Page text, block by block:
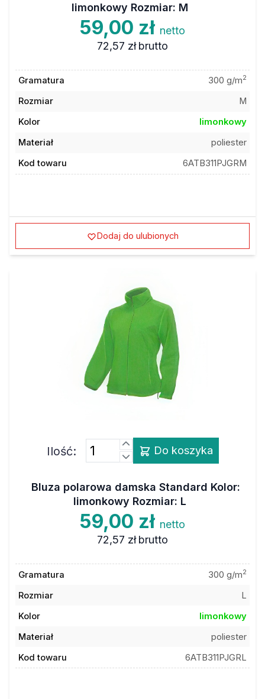
limonkowy Rozmiar: M
59,00 zł netto
72,57 zł brutto
Gramatura 300 g/m2
Rozmiar
M
Kolor
limonkowy
Materiał
poliester
Kod towaru
6ATB311PJGRM
Dodaj do ulubionych
Ilość: Do koszyka
Bluza polarowa damska Standard Kolor:
limonkowy Rozmiar: L
59,00 zł netto
72,57 zł brutto
Gramatura 300 g/m2
Rozmiar
L
Kolor
limonkowy
Materiał
poliester
Kod towaru
6ATB311PJGRL